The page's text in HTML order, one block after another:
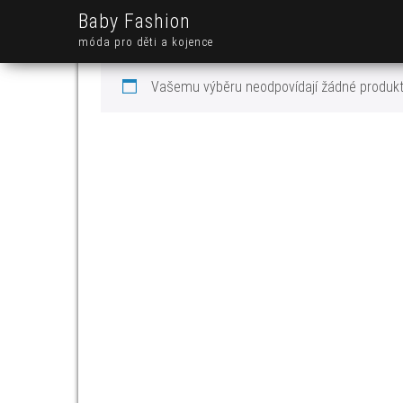
Baby Fashion
móda pro děti a kojence
Vašemu výběru neodpovídají žádné